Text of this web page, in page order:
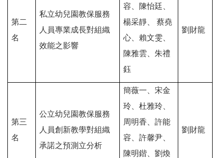
第二
名
私立幼兒園教保服務
人員專業成長對組織
效能之影響
容、陳怡廷、
楊采靜、 蔡堯
心、賴文雯、
陳雅雲、朱禮
鈺
劉財龍
第三
名
公立幼兒園教保服務
人員創新教學對組織
承諾之預測立分析
簡薇一、宋金
玲、杜雅玲、
周明香、許能
容、許馨尹、
陳明鍇、劉煥
劉財龍